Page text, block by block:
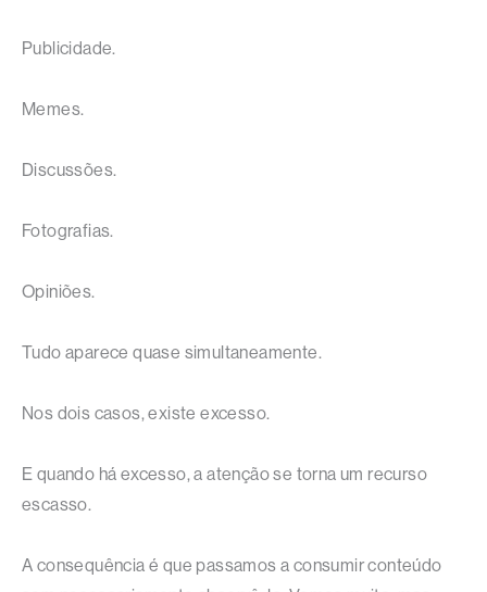
Publicidade.
Memes.
Discussões.
Fotografias.
Opiniões.
Tudo aparece quase simultaneamente.
Nos dois casos, existe excesso.
E quando há excesso, a atenção se torna um recurso
escasso.
A consequência é que passamos a consumir conteúdo